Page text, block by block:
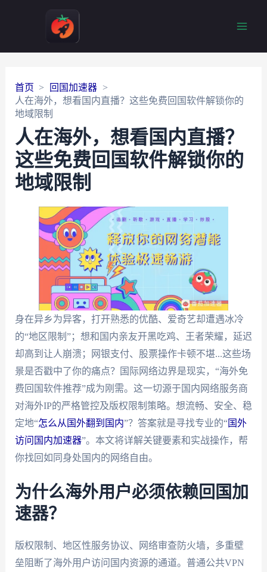
首页
回国加速器
人在海外，想看国内直播？这些免费回国软件解锁你的
地域限制
人在海外，想看国内直播？
这些免费回国软件解锁你的
地域限制
身在异乡为异客，打开熟悉的优酷、爱奇艺却遭遇冰冷
的“地区限制”；想和国内亲友开黑吃鸡、王者荣耀，延迟
却高到让人崩溃；网银支付、股票操作卡顿不堪...这些场
景是否戳中了你的痛点？国际网络边界是现实，“海外免
费回国软件推荐”成为刚需。这一切源于国内网络服务商
对海外IP的严格管控及版权限制策略。想流畅、安全、稳
定地“怎么从国外翻到国内”？答案就是寻找专业的“国外
访问国内加速器”。本文将详解关键要素和实战操作，帮
你找回如同身处国内的网络自由。
为什么海外用户必须依赖回国加
速器？
版权限制、地区性服务协议、网络审查防火墙，多重壁
垒阻断了海外用户访问国内资源的通道。普通公共VPN